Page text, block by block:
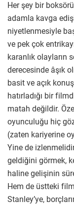
Her şey bir
adamla kavga
niyetlenmesiyle
ve pek çok
karanlık olayların
derecesinde âşık
basit ve açık
hatırladığı bir
matah değildir.
oyunculuğu hiç
(zaten kariyerine
Yine de
geldiğini görmek,
haline gelişinin
Hem de üstteki
Stanley’ye,